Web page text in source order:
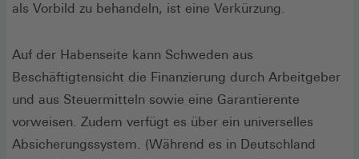
als Vorbild zu behandeln, ist eine Verkürzung.
Auf der Habenseite kann Schweden aus
Beschäftigtensicht die Finanzierung durch Arbeitgeber
und aus Steuermitteln sowie eine Garantierente
vorweisen. Zudem verfügt es über ein universelles
Absicherungssystem. (Während es in Deutschland